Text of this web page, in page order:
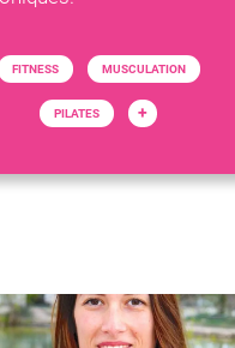
FITNESS MUSCULATION
PILATES +